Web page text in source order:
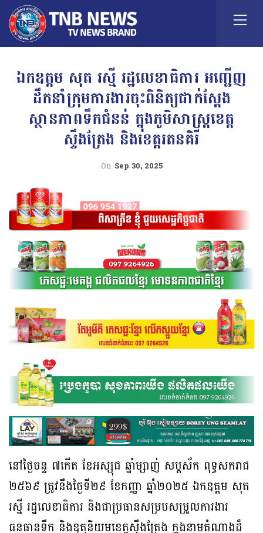
ឯកឧត្តម សុត រស្មី រដ្ឋលេខាធិការ អញ្ជើញ
ដឹកនាំក្រុមការងារចុះពិនិត្យជាក់ស្តែង
ស្ថានភាពទឹកជំនន់ ក្នុងភូមិសាស្រ្តខេត្ត
ស្ទឹងត្រែង និងខេត្តរតនគិរី
On Sep 30, 2025
នៅថ្ងៃចន្ទ ៧កើត ខែអស្សុជ ឆ្នាំម្សាញ់ សប្តស័ក ពុទ្ធសករាជ
២៥៦៩ ត្រូវនឹងថ្ងៃទី២៩ ខែកញ្ញា ឆ្នាំ២០២៥ ឯកឧត្តម សុត
រស្មី រដ្ឋលេខាធិការ និងជាប្រធានសម្របសម្រួលការងារ
ធនធានទឹក និងឧតុនិយមខេត្តស្ទឹងត្រែង ក្នុងនាមតំណាងដ៏